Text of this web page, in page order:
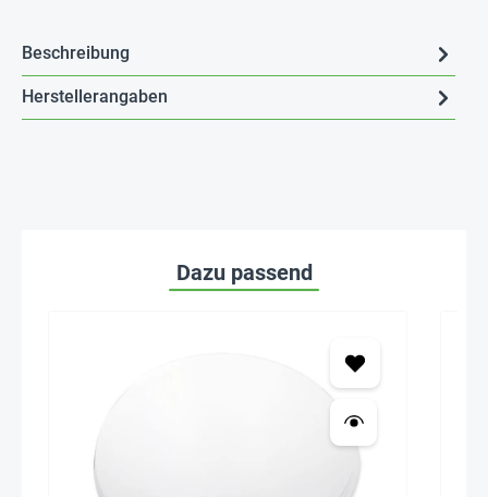
Beschreibung
Herstellerangaben
Dazu passend